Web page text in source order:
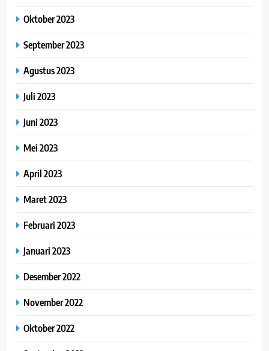
Oktober 2023
September 2023
Agustus 2023
Juli 2023
Juni 2023
Mei 2023
April 2023
Maret 2023
Februari 2023
Januari 2023
Desember 2022
November 2022
Oktober 2022